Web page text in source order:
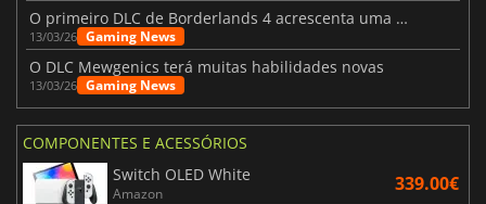
O primeiro DLC de Borderlands 4 acrescenta uma nova personagem e muito mais
13/03/26 Gaming News
O DLC Mewgenics terá muitas habilidades novas
13/03/26 Gaming News
COMPONENTES E ACESSÓRIOS
Switch OLED White
Amazon 339.00€